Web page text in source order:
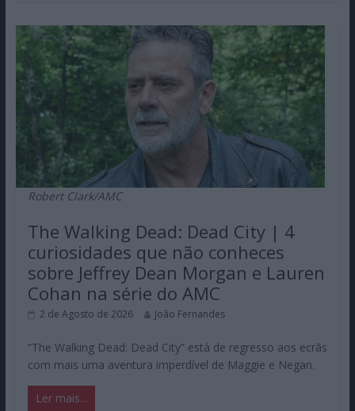
Robert Clark/AMC
The Walking Dead: Dead City | 4
curiosidades que não conheces
sobre Jeffrey Dean Morgan e Lauren
Cohan na série do AMC
2 de Agosto de 2026 João Fernandes
“The Walking Dead: Dead City” está de regresso aos ecrãs
com mais uma aventura imperdível de Maggie e Negan.
Ler mais...